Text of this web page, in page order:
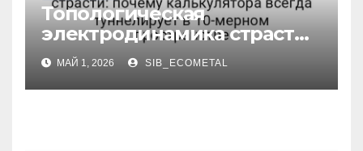
Топологическая
электродинамика страсти:
почему калькулятора
всегда туннелирует в 10-
мерном пространстве
МАЙ 1, 2026 SIB_ECOMETAL